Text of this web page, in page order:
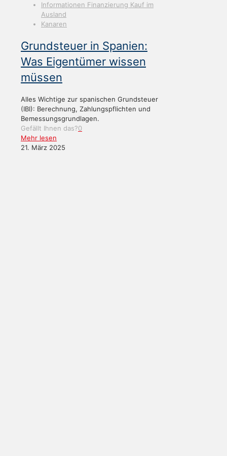
Informationen Finanzierung Kauf im
Ausland
Kanaren
Grundsteuer in Spanien:
Was Eigentümer wissen
müssen
Alles Wichtige zur spanischen Grundsteuer
(IBI): Berechnung, Zahlungspflichten und
Bemessungsgrundlagen.
Gefällt Ihnen das?0
Mehr lesen
21. März 2025